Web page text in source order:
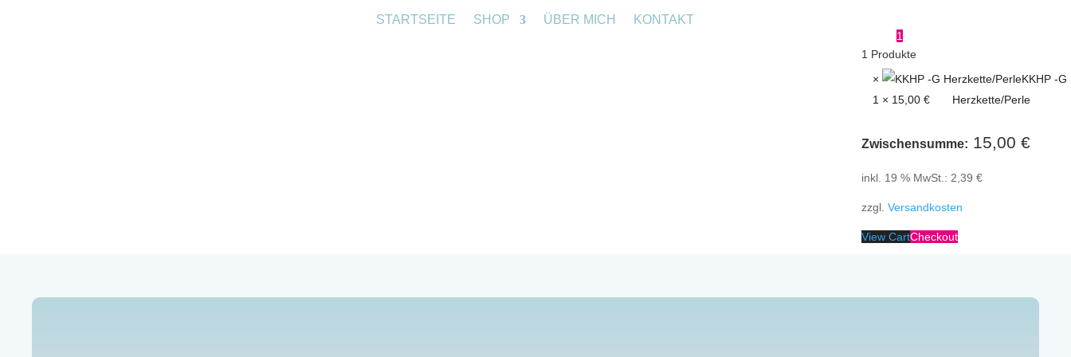
STARTSEITE SHOP ÜBER MICH KONTAKT
1
1 Produkte
×
KKHP -G
Herzkette/Perle
1 × 15,00€
Zwischensumme: 15,00€
inkl. 19 % MwSt.: 2,39€
zzgl.Versandkosten
View CartCheckout